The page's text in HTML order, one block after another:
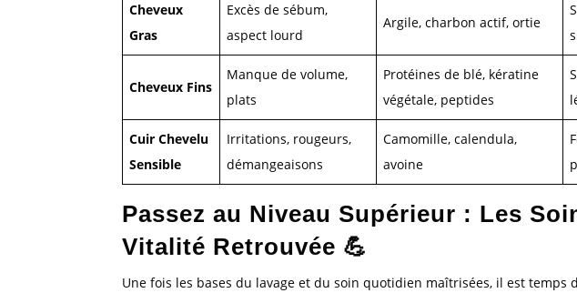
Cheveux
Gras
Excès de sébum,
aspect lourd
Argile, charbon actif, ortie
Cheveux Fins
Manque de volume,
plats
Protéines de blé, kératine
végétale, peptides
Cuir Chevelu
Sensible
Irritations, rougeurs,
démangeaisons
Camomille, calendula,
avoine
Passez au Niveau Supérieur : Les
Vitalité Retrouvée 💪
Une fois les bases du lavage et du soin quotidien maîtrisées, il est temps